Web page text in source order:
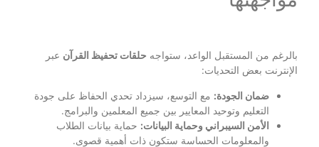
بالرغم من المستقبل الواعد، ستواجه حلقات تحفيظ القرآن عبر
الإنترنت بعض التحديات:
ضمان الجودة: مع التوسع، سيزداد تحدي الحفاظ على جودة
التعليم وتوحيد المعايير بين جميع المعلمين والبرامج.
الأمن السيبراني وحماية البيانات: حماية بيانات الطلاب
والمعلومات الحساسة ستكون ذات أهمية قصوى.